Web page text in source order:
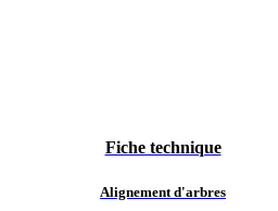
Fiche technique
Alignement d'arbres